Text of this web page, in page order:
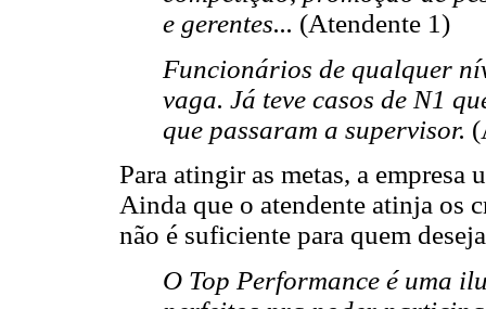
e gerentes... (Atendente 1)
Funcionários de qualquer
vaga. Já teve casos de N1
que passaram a supervisor.
Para atingir as metas, a empresa
Ainda que o atendente atinja os
não é suficiente para quem
O Top Performance é uma